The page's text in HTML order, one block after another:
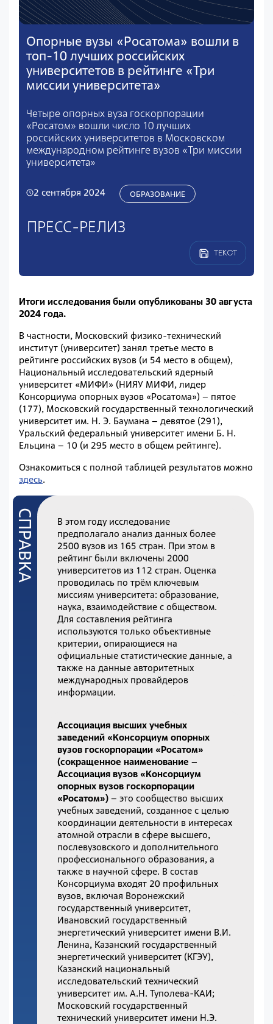
Опорные вузы «Росатома» вошли в
топ-10 лучших российских
университетов в рейтинге «Три
миссии университета»
Четыре опорных вуза госкорпорации
«Росатом» вошли число 10 лучших
российских университетов в Московском
международном рейтинге вузов «Три миссии
университета»
2 сентября 2024 ОБРАЗОВАНИЕ
ПРЕСС-РЕЛИЗ
ТЕКСТ
Итоги исследования были опубликованы 30 августа
2024 года.
В частности, Московский физико-технический
институт (университет) занял третье место в
рейтинге российских вузов (и 54 место в общем),
Национальный исследовательский ядерный
университет «МИФИ» (НИЯУ МИФИ, лидер
Консорциума опорных вузов «Росатома») – пятое
(177), Московский государственный технологический
университет им. Н. Э. Баумана – девятое (291),
Уральский федеральный университет имени Б. Н.
Ельцина – 10 (и 295 место в общем рейтинге).
Ознакомиться с полной таблицей результатов можно
здесь.
В этом году исследование
предполагало анализ данных более
2500 вузов из 165 стран. При этом в
рейтинг были включены 2000
университетов из 112 стран. Оценка
проводилась по трём ключевым
миссиям университета: образование,
наука, взаимодействие с обществом.
Для составления рейтинга
используются только объективные
критерии, опирающиеся на
официальные статистические данные, а
также на данные авторитетных
международных провайдеров
информации.
Ассоциация высших учебных
заведений «Консорциум опорных
вузов госкорпорации «Росатом»
(сокращенное наименование –
Ассоциация вузов «Консорциум
опорных вузов госкорпорации
«Росатом») – это сообщество высших
учебных заведений, созданное с целью
координации деятельности в интересах
атомной отрасли в сфере высшего,
послевузовского и дополнительного
профессионального образования, а
также в научной сфере. В состав
Консорциума входят 20 профильных
вузов, включая Воронежский
государственный университет,
Ивановский государственный
энергетический университет имени В.И.
Ленина, Казанский государственный
энергетический университет (КГЭУ),
Казанский национальный
исследовательский технический
университет им. А.Н. Туполева-КАИ;
Московский государственный
технический университет имени Н.Э.